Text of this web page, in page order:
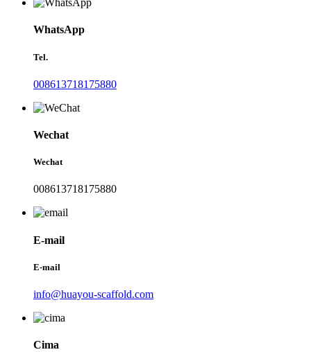
WhatsApp
Tel.
008613718175880
Wechat
Wechat
008613718175880
E-mail
E-mail
info@huayou-scaffold.com
Cima